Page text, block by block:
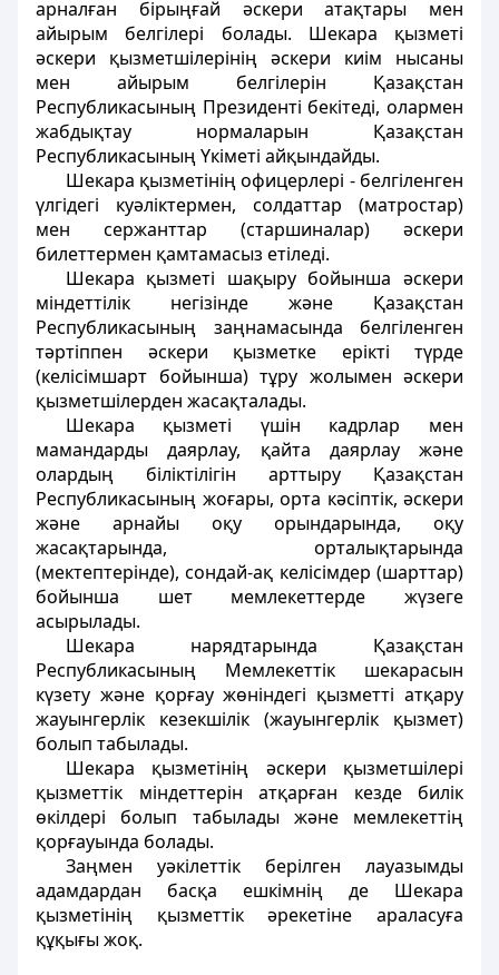
арналған бiрыңғай әскери атақтары мен
айырым белгiлерi болады. Шекара қызметi
әскери қызметшiлерiнiң әскери киiм нысаны
мен айырым белгiлерiн Қазақстан
Республикасының Президентi бекiтедi, олармен
жабдықтау нормаларын Қазақстан
Республикасының Үкiметi айқындайды.
Шекара қызметiнiң офицерлерi - белгiленген
үлгiдегi куәлiктермен, солдаттар (матростар)
мен сержанттар (старшиналар) әскери
билеттермен қамтамасыз етiледi.
Шекара қызметi шақыру бойынша әскери
мiндеттiлiк негiзiнде және Қазақстан
Республикасының заңнамасында белгiленген
тәртiппен әскери қызметке ерiктi түрде
(келiсiмшарт бойынша) тұру жолымен әскери
қызметшiлерден жасақталады.
Шекара қызметi үшiн кадрлар мен
мамандарды даярлау, қайта даярлау және
олардың бiлiктiлiгiн арттыру Қазақстан
Республикасының жоғары, орта кәсiптiк, әскери
және арнайы оқу орындарында, оқу
жасақтарында, орталықтарында
(мектептерiнде), сондай-ақ келiсiмдер (шарттар)
бойынша шет мемлекеттерде жүзеге
асырылады.
Шекара нарядтарында Қазақстан
Республикасының Мемлекеттiк шекарасын
күзету және қорғау жөнiндегi қызметтi атқару
жауынгерлiк кезекшiлiк (жауынгерлiк қызмет)
болып табылады.
Шекара қызметiнiң әскери қызметшiлерi
қызметтiк мiндеттерiн атқарған кезде билiк
өкiлдерi болып табылады және мемлекеттiң
қорғауында болады.
Заңмен уәкiлеттiк берілген лауазымды
адамдардан басқа ешкiмнiң де Шекара
қызметiнің қызметтік әрекетіне араласуға
құқығы жоқ.